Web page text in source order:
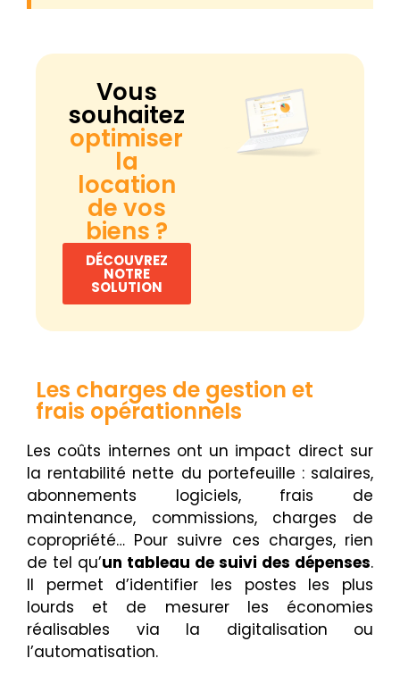
Vous
souhaitez
optimiser
la
location
de vos
biens ?
DÉCOUVREZ
NOTRE
SOLUTION
Les charges de gestion et
frais opérationnels
Les coûts internes ont un impact direct sur
la rentabilité nette du portefeuille : salaires,
abonnements logiciels, frais de
maintenance, commissions, charges de
copropriété… Pour suivre ces charges, rien
de tel qu’un tableau de suivi des dépenses.
Il permet d’identifier les postes les plus
lourds et de mesurer les économies
réalisables via la digitalisation ou
l’automatisation.